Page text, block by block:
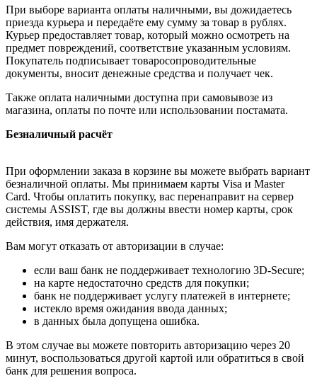
При выборе варианта оплаты наличными, вы дожидаетесь
приезда курьера и передаёте ему сумму за товар в рублях.
Курьер предоставляет товар, который можно осмотреть на
предмет повреждений, соответствие указанным условиям.
Покупатель подписывает товаросопроводительные
документы, вносит денежные средства и получает чек.
Также оплата наличными доступна при самовывозе из
магазина, оплаты по почте или использовании постамата.
Безналичный расчёт
При оформлении заказа в корзине вы можете выбрать вариант
безналичной оплаты. Мы принимаем карты Visa и Master
Card. Чтобы оплатить покупку, вас перенаправит на сервер
системы ASSIST, где вы должны ввести номер карты, срок
действия, имя держателя.
Вам могут отказать от авторизации в случае:
если ваш банк не поддерживает технологию 3D-Secure;
на карте недостаточно средств для покупки;
банк не поддерживает услугу платежей в интернете;
истекло время ожидания ввода данных;
в данных была допущена ошибка.
В этом случае вы можете повторить авторизацию через 20
минут, воспользоваться другой картой или обратиться в свой
банк для решения вопроса.